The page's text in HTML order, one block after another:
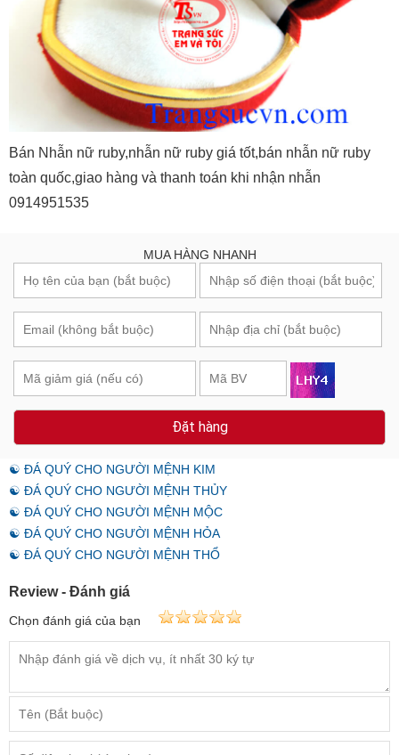
Bán Nhẫn nữ ruby,nhẫn nữ ruby giá tốt,bán nhẫn nữ ruby
toàn quốc,giao hàng và thanh toán khi nhận nhẫn
0914951535
MUA HÀNG NHANH
Đặt hàng
☯ ĐÁ QUÝ CHO NGƯỜI MỆNH KIM
☯ ĐÁ QUÝ CHO NGƯỜI MỆNH THỦY
☯ ĐÁ QUÝ CHO NGƯỜI MỆNH MỘC
☯ ĐÁ QUÝ CHO NGƯỜI MỆNH HỎA
☯ ĐÁ QUÝ CHO NGƯỜI MỆNH THỔ
Review - Đánh giá
Chọn đánh giá của bạn